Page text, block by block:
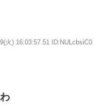
火) 16:03:57.51 ID:NULcbsiC0